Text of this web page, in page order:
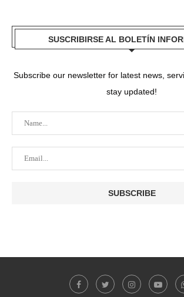
SUSCRIBIRSE AL BOLETÍN
Subscribe our newsletter for latest news,
stay updated!